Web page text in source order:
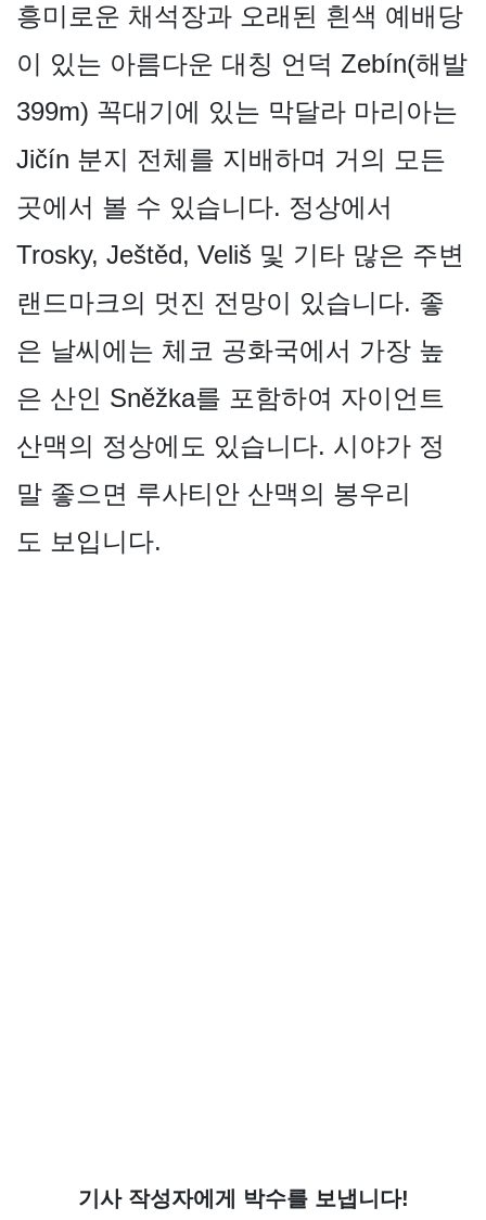
흥미로운 채석장과 오래된 흰색 예배당
이 있는 아름다운 대칭 언덕 Zebín(해발
399m) 꼭대기에 있는 막달라 마리아는
Jičín 분지 전체를 지배하며 거의 모든
곳에서 볼 수 있습니다. 정상에서
Trosky, Ještěd, Veliš 및 기타 많은 주변
랜드마크의 멋진 전망이 있습니다. 좋
은 날씨에는 체코 공화국에서 가장 높
은 산인 Sněžka를 포함하여 자이언트
산맥의 정상에도 있습니다. 시야가 정
말 좋으면 루사티안 산맥의 봉우리
도 보입니다.
기사 작성자에게 박수를 보냅니다!